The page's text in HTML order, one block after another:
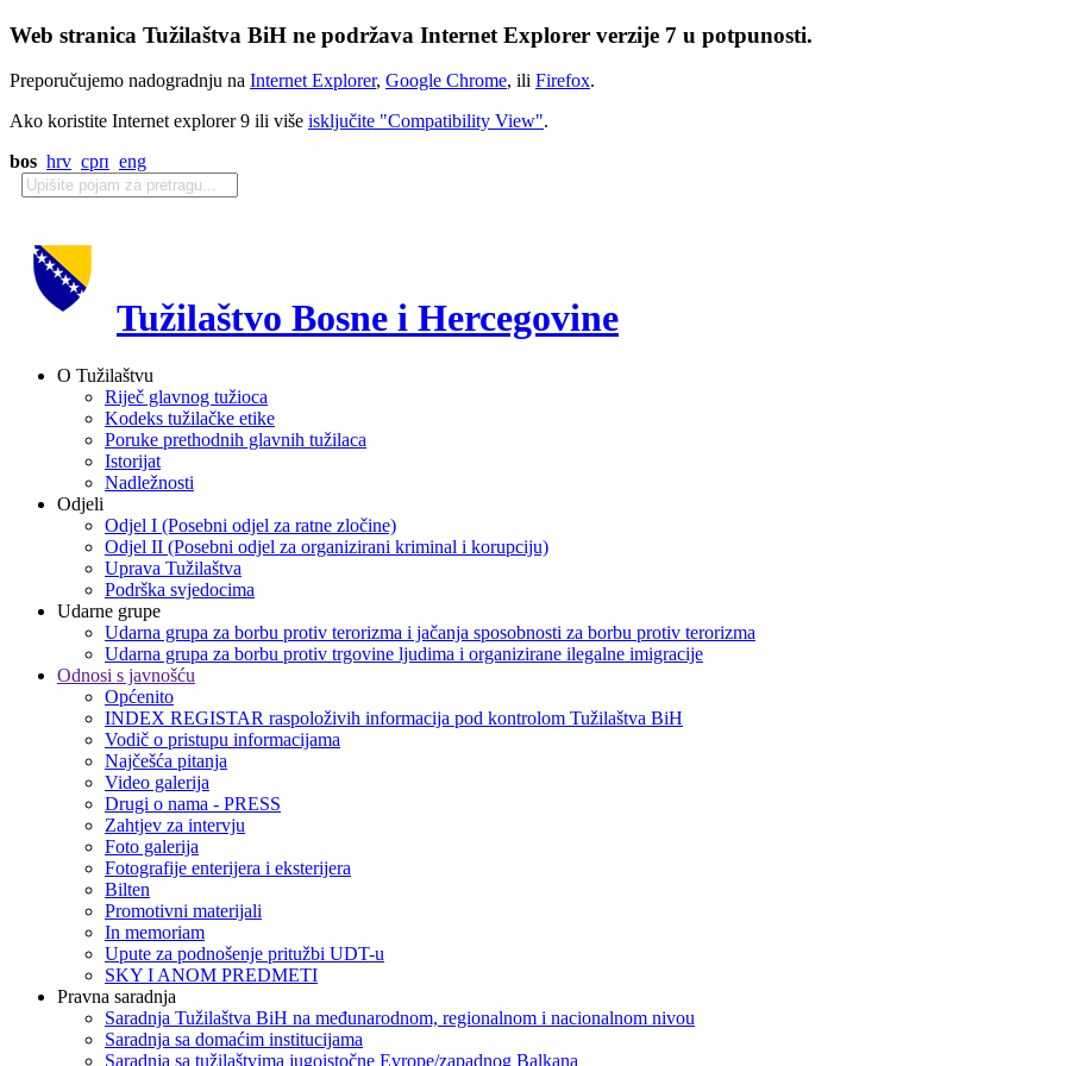
Web stranica Tužilaštva BiH ne podržava Internet Explorer verzije 7 u potpunosti.
Preporučujemo nadogradnju na Internet Explorer, Google Chrome, ili Firefox.
Ako koristite Internet explorer 9 ili više isključite "Compatibility View".
bos hrv срп eng
Tužilaštvo Bosne i Hercegovine
O Tužilaštvu
Riječ glavnog tužioca
Kodeks tužilačke etike
Poruke prethodnih glavnih tužilaca
Istorijat
Nadležnosti
Odjeli
Odjel I (Posebni odjel za ratne zločine)
Odjel II (Posebni odjel za organizirani kriminal i korupciju)
Uprava Tužilaštva
Podrška svjedocima
Udarne grupe
Udarna grupa za borbu protiv terorizma i jačanja sposobnosti za borbu protiv terorizma
Udarna grupa za borbu protiv trgovine ljudima i organizirane ilegalne imigracije
Odnosi s javnošću
Općenito
INDEX REGISTAR raspoloživih informacija pod kontrolom Tužilaštva BiH
Vodič o pristupu informacijama
Najčešća pitanja
Video galerija
Drugi o nama - PRESS
Zahtjev za intervju
Foto galerija
Fotografije enterijera i eksterijera
Bilten
Promotivni materijali
In memoriam
Upute za podnošenje pritužbi UDT-u
SKY I ANOM PREDMETI
Pravna saradnja
Saradnja Tužilaštva BiH na međunarodnom, regionalnom i nacionalnom nivou
Saradnja sa domaćim institucijama
Saradnja sa tužilaštvima jugoistočne Evrope/zapadnog Balkana